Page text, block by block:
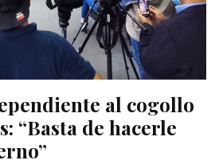
al cogollo
“Basta de hacerle